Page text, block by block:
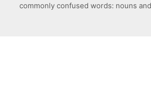
commonly confused words: nouns